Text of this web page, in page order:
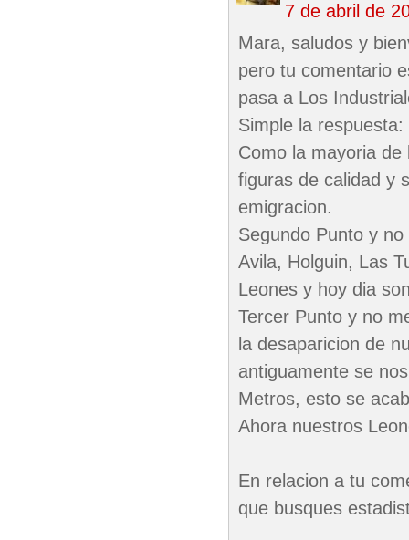
7 de abril de
Mara, saludos y
pero tu comentario
pasa a Los
Simple la respuesta:
Como la mayoria
figuras de calidad y
emigracion.
Segundo Punto y
Avila, Holguin, Las
Leones y hoy dia
Tercer Punto y no
la desaparicion de
antiguamente se
Metros, esto se
Ahora nuestros
En relacion a tu
que busques